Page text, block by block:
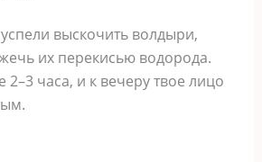
выскочить волдыри,
их перекисью водорода.
2–3 часа, и к вечеру твое лицо